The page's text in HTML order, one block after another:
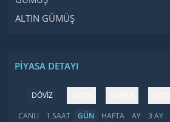
ALTIN GÜMÜŞ
PIYASA DETAYI
DÖVİZ
CANLI
1 SAAT GÜN HAFTA AY 3 AY